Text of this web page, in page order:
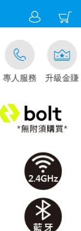
專人服務 升級金賺